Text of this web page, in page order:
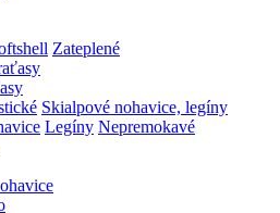
Zateplené
Skialpové nohavice, legíny
Legíny Nepremokavé